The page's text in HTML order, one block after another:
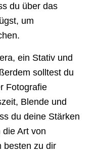
du über das
um
ein Stativ und
solltest du
Fotografie
Blende und
du deine Stärken
Art von
besten zu dir